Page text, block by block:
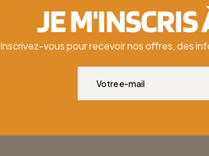
JE
Inscrivez-vous pour recevoir nos offres, des